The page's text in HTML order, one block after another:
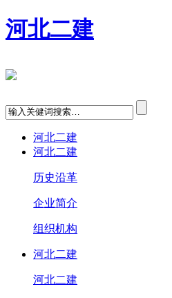
河北二建
河北二建
河北二建
历史沿革
企业简介
组织机构
河北二建
河北二建